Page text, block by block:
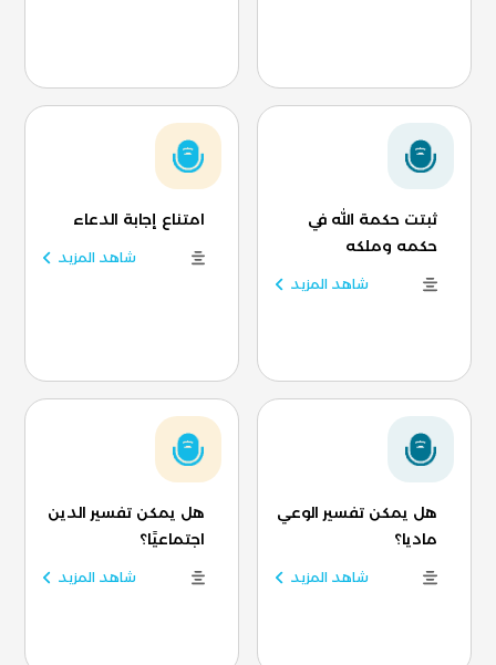
ثبتت حكمة الله في
حكمه وملكه
شاهد المزيد
امتناع إجابة الدعاء
شاهد المزيد
هل يمكن تفسير الوعي
ماديا؟
شاهد المزيد
هل يمكن تفسير الدين
اجتماعيًا؟
شاهد المزيد